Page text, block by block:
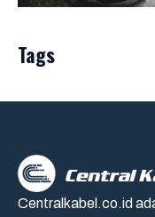
Tags
Centralkabel.co.id